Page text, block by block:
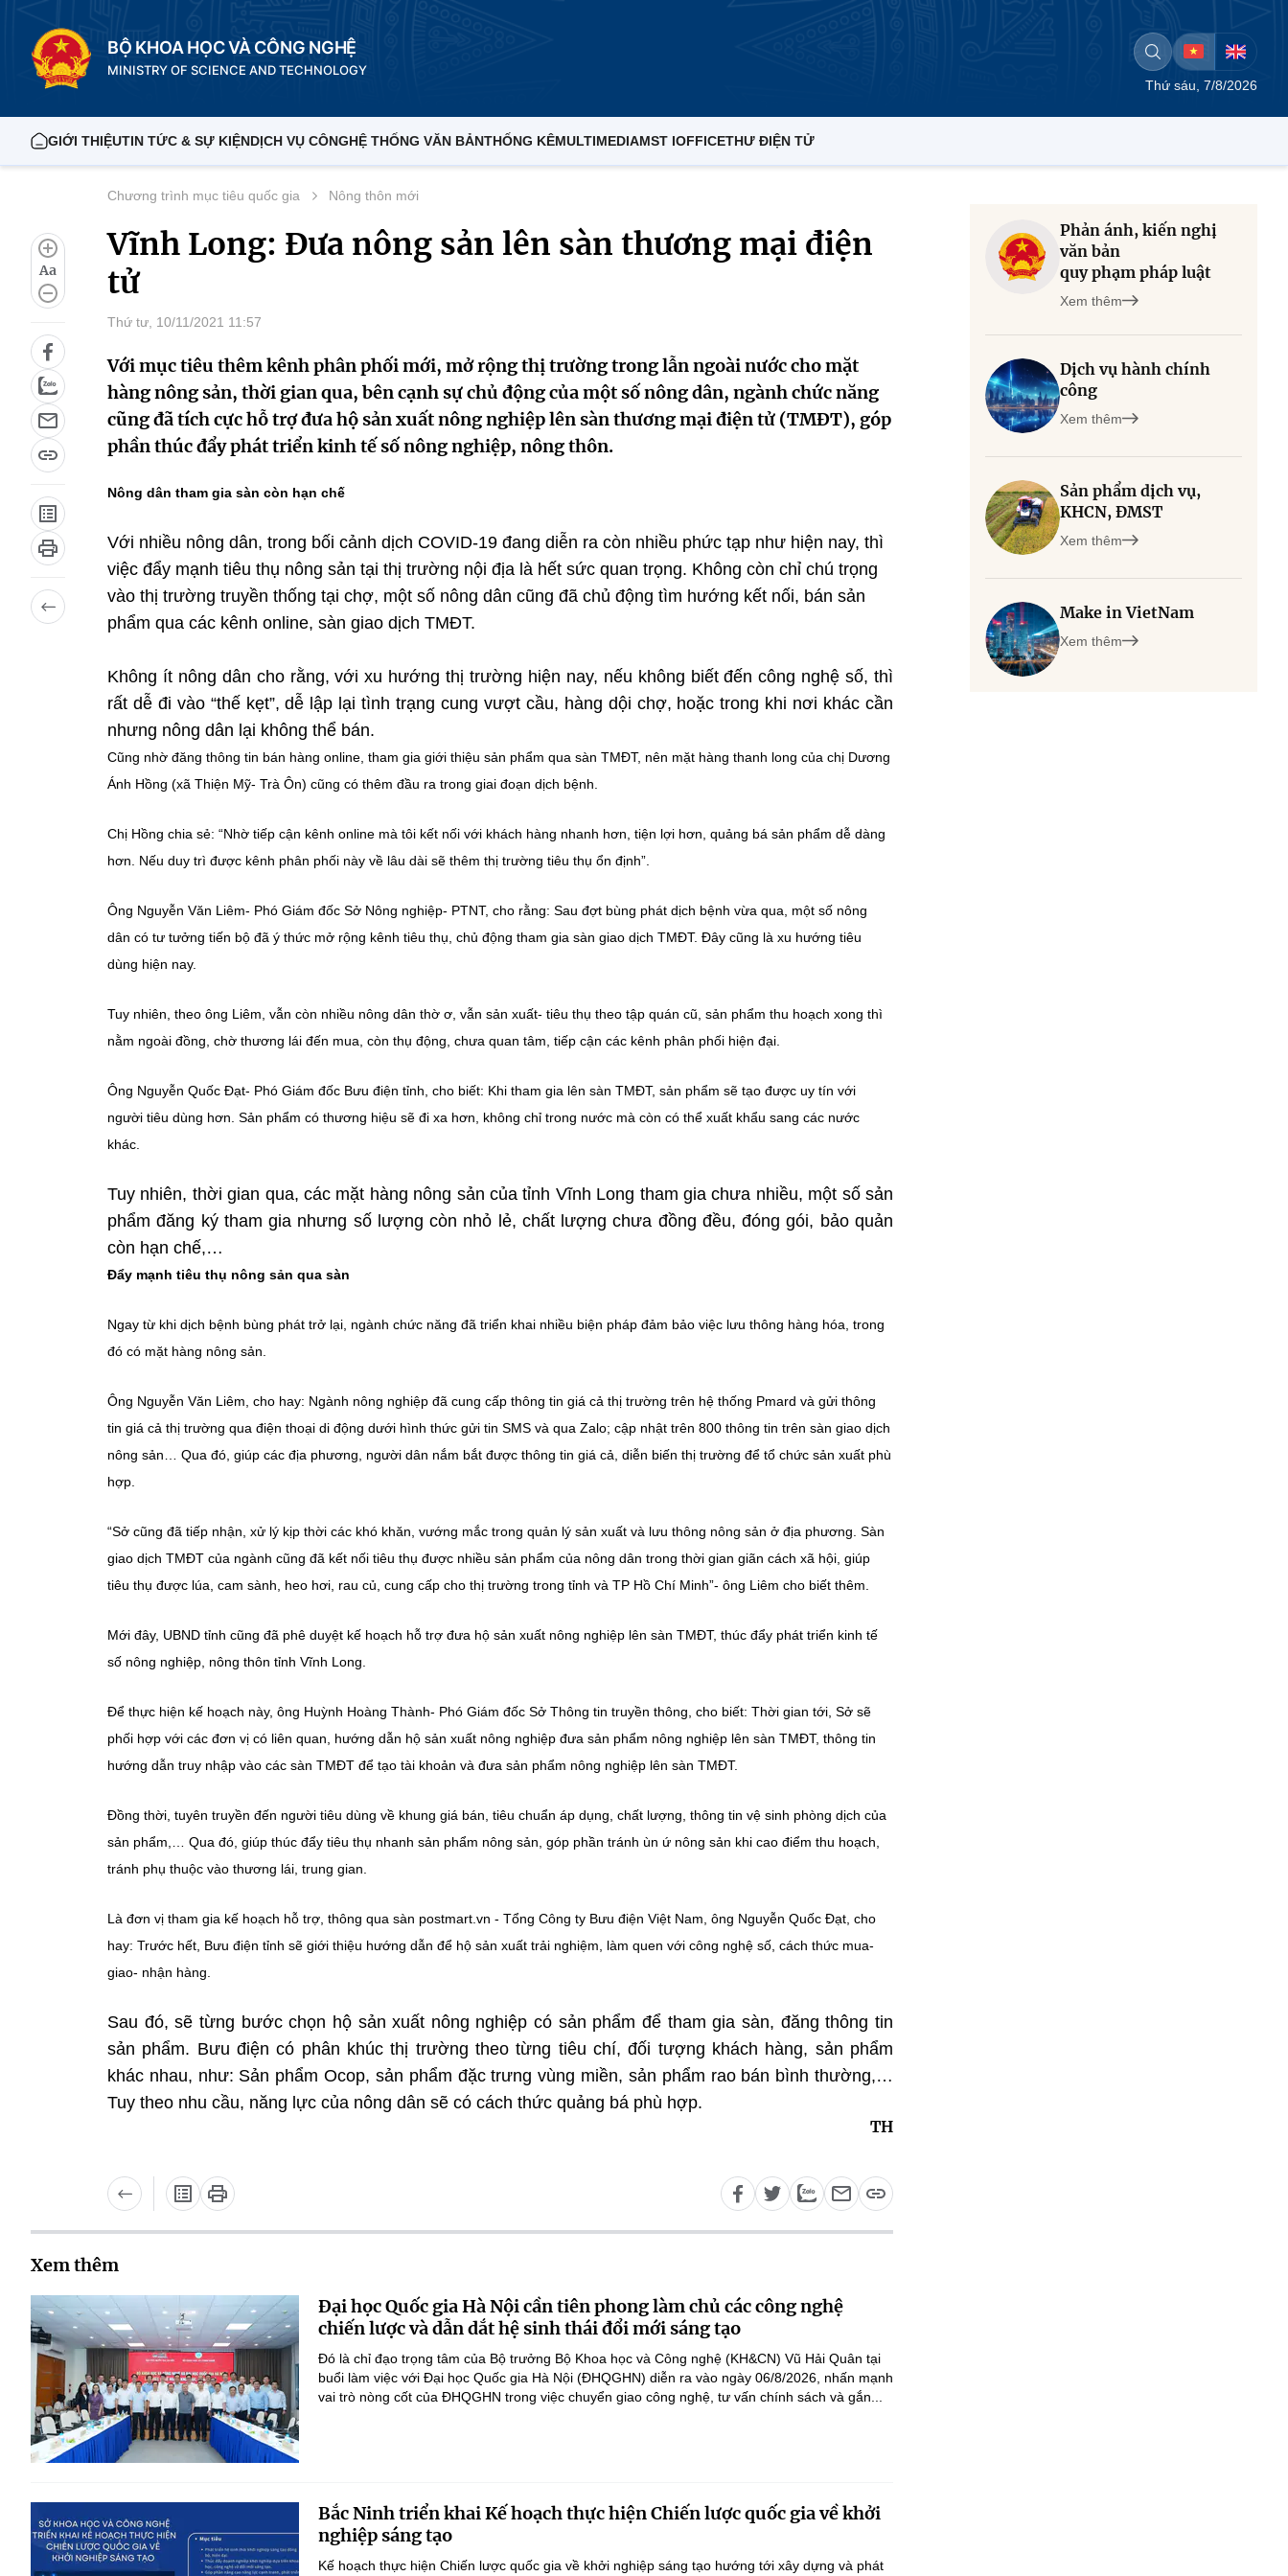
BỘ KHOA HỌC VÀ CÔNG NGHỆ
MINISTRY OF SCIENCE AND TECHNOLOGY
Thứ sáu, 7/8/2026
GIỚI THIỆUTIN TỨC & SỰ KIỆNDỊCH VỤ CÔNGHỆ THỐNG VĂN BẢNTHỐNG KÊMULTIMEDIAMST IOFFICETHƯ ĐIỆN TỬ
Aa
Chương trình mục tiêu quốc gia Nông thôn mới
Vĩnh Long: Đưa nông sản lên sàn thương mại điện
tử
Thứ tư, 10/11/2021 11:57
Với mục tiêu thêm kênh phân phối mới, mở rộng thị trường trong lẫn ngoài nước cho mặt
hàng nông sản, thời gian qua, bên cạnh sự chủ động của một số nông dân, ngành chức năng
cũng đã tích cực hỗ trợ đưa hộ sản xuất nông nghiệp lên sàn thương mại điện tử (TMĐT), góp
phần thúc đẩy phát triển kinh tế số nông nghiệp, nông thôn.
Nông dân tham gia sàn còn hạn chế
Với nhiều nông dân, trong bối cảnh dịch COVID-19 đang diễn ra còn nhiều phức tạp như hiện nay, thì
việc đẩy mạnh tiêu thụ nông sản tại thị trường nội địa là hết sức quan trọng. Không còn chỉ chú trọng
vào thị trường truyền thống tại chợ, một số nông dân cũng đã chủ động tìm hướng kết nối, bán sản
phẩm qua các kênh online, sàn giao dịch TMĐT.
Không ít nông dân cho rằng, với xu hướng thị trường hiện nay, nếu không biết đến công nghệ số, thì
rất dễ đi vào “thế kẹt”, dễ lập lại tình trạng cung vượt cầu, hàng dội chợ, hoặc trong khi nơi khác cần
nhưng nông dân lại không thể bán.
Cũng nhờ đăng thông tin bán hàng online, tham gia giới thiệu sản phẩm qua sàn TMĐT, nên mặt hàng thanh long của chị Dương
Ánh Hồng (xã Thiện Mỹ- Trà Ôn) cũng có thêm đầu ra trong giai đoạn dịch bệnh.
Chị Hồng chia sẻ: “Nhờ tiếp cận kênh online mà tôi kết nối với khách hàng nhanh hơn, tiện lợi hơn, quảng bá sản phẩm dễ dàng
hơn. Nếu duy trì được kênh phân phối này về lâu dài sẽ thêm thị trường tiêu thụ ổn định”.
Ông Nguyễn Văn Liêm- Phó Giám đốc Sở Nông nghiệp- PTNT, cho rằng: Sau đợt bùng phát dịch bệnh vừa qua, một số nông
dân có tư tưởng tiến bộ đã ý thức mở rộng kênh tiêu thụ, chủ động tham gia sàn giao dịch TMĐT. Đây cũng là xu hướng tiêu
dùng hiện nay.
Tuy nhiên, theo ông Liêm, vẫn còn nhiều nông dân thờ ơ, vẫn sản xuất- tiêu thụ theo tập quán cũ, sản phẩm thu hoạch xong thì
nằm ngoài đồng, chờ thương lái đến mua, còn thụ động, chưa quan tâm, tiếp cận các kênh phân phối hiện đại.
Ông Nguyễn Quốc Đạt- Phó Giám đốc Bưu điện tỉnh, cho biết: Khi tham gia lên sàn TMĐT, sản phẩm sẽ tạo được uy tín với
người tiêu dùng hơn. Sản phẩm có thương hiệu sẽ đi xa hơn, không chỉ trong nước mà còn có thể xuất khẩu sang các nước
khác.
Tuy nhiên, thời gian qua, các mặt hàng nông sản của tỉnh Vĩnh Long tham gia chưa nhiều, một số sản
phẩm đăng ký tham gia nhưng số lượng còn nhỏ lẻ, chất lượng chưa đồng đều, đóng gói, bảo quản
còn hạn chế,…
Đẩy mạnh tiêu thụ nông sản qua sàn
Ngay từ khi dịch bệnh bùng phát trở lại, ngành chức năng đã triển khai nhiều biện pháp đảm bảo việc lưu thông hàng hóa, trong
đó có mặt hàng nông sản.
Ông Nguyễn Văn Liêm, cho hay: Ngành nông nghiệp đã cung cấp thông tin giá cả thị trường trên hệ thống Pmard và gửi thông
tin giá cả thị trường qua điện thoại di động dưới hình thức gửi tin SMS và qua Zalo; cập nhật trên 800 thông tin trên sàn giao dịch
nông sản… Qua đó, giúp các địa phương, người dân nắm bắt được thông tin giá cả, diễn biến thị trường để tổ chức sản xuất phù
hợp.
“Sở cũng đã tiếp nhận, xử lý kịp thời các khó khăn, vướng mắc trong quản lý sản xuất và lưu thông nông sản ở địa phương. Sàn
giao dịch TMĐT của ngành cũng đã kết nối tiêu thụ được nhiều sản phẩm của nông dân trong thời gian giãn cách xã hội, giúp
tiêu thụ được lúa, cam sành, heo hơi, rau củ, cung cấp cho thị trường trong tỉnh và TP Hồ Chí Minh”- ông Liêm cho biết thêm.
Mới đây, UBND tỉnh cũng đã phê duyệt kế hoạch hỗ trợ đưa hộ sản xuất nông nghiệp lên sàn TMĐT, thúc đẩy phát triển kinh tế
số nông nghiệp, nông thôn tỉnh Vĩnh Long.
Để thực hiện kế hoạch này, ông Huỳnh Hoàng Thành- Phó Giám đốc Sở Thông tin truyền thông, cho biết: Thời gian tới, Sở sẽ
phối hợp với các đơn vị có liên quan, hướng dẫn hộ sản xuất nông nghiệp đưa sản phẩm nông nghiệp lên sàn TMĐT, thông tin
hướng dẫn truy nhập vào các sàn TMĐT để tạo tài khoản và đưa sản phẩm nông nghiệp lên sàn TMĐT.
Đồng thời, tuyên truyền đến người tiêu dùng về khung giá bán, tiêu chuẩn áp dụng, chất lượng, thông tin vệ sinh phòng dịch của
sản phẩm,… Qua đó, giúp thúc đẩy tiêu thụ nhanh sản phẩm nông sản, góp phần tránh ùn ứ nông sản khi cao điểm thu hoạch,
tránh phụ thuộc vào thương lái, trung gian.
Là đơn vị tham gia kế hoạch hỗ trợ, thông qua sàn postmart.vn - Tổng Công ty Bưu điện Việt Nam, ông Nguyễn Quốc Đạt, cho
hay: Trước hết, Bưu điện tỉnh sẽ giới thiệu hướng dẫn để hộ sản xuất trải nghiệm, làm quen với công nghệ số, cách thức mua-
giao- nhận hàng.
Sau đó, sẽ từng bước chọn hộ sản xuất nông nghiệp có sản phẩm để tham gia sàn, đăng thông tin
sản phẩm. Bưu điện có phân khúc thị trường theo từng tiêu chí, đối tượng khách hàng, sản phẩm
khác nhau, như: Sản phẩm Ocop, sản phẩm đặc trưng vùng miền, sản phẩm rao bán bình thường,…
Tuy theo nhu cầu, năng lực của nông dân sẽ có cách thức quảng bá phù hợp.
TH
Xem thêm
Đại học Quốc gia Hà Nội cần tiên phong làm chủ các công nghệ
chiến lược và dẫn dắt hệ sinh thái đổi mới sáng tạo
Đó là chỉ đạo trọng tâm của Bộ trưởng Bộ Khoa học và Công nghệ (KH&CN) Vũ Hải Quân tại
buổi làm việc với Đại học Quốc gia Hà Nội (ĐHQGHN) diễn ra vào ngày 06/8/2026, nhấn mạnh
vai trò nòng cốt của ĐHQGHN trong việc chuyển giao công nghệ, tư vấn chính sách và gắn...
Bắc Ninh triển khai Kế hoạch thực hiện Chiến lược quốc gia về khởi
nghiệp sáng tạo
Kế hoạch thực hiện Chiến lược quốc gia về khởi nghiệp sáng tạo hướng tới xây dựng và phát
Phản ánh, kiến nghị
văn bản
quy phạm pháp luật
Xem thêm
Dịch vụ hành chính
công
Xem thêm
Sản phẩm dịch vụ,
KHCN, ĐMST
Xem thêm
Make in VietNam
Xem thêm